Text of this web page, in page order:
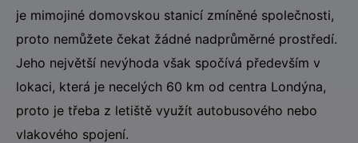
je mimojiné domovskou stanicí zmíněné společnosti,
proto nemůžete čekat žádné nadprůměrné prostředí.
Jeho největší nevýhoda však spočívá především v
lokaci, která je necelých 60 km od centra Londýna,
proto je třeba z letiště využít autobusového nebo
vlakového spojení.